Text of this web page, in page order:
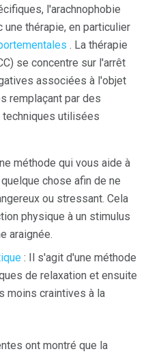
l'arachnophobie
thérapie, en particulier
. La thérapie
se concentre sur l'arrêt
associées à l'objet
remplaçant par des
utilisées
méthode qui vous aide à
chose afin de ne
ou stressant. Cela
physique à un stimulus
araignée.
: Il s'agit d'une méthode
de relaxation et ensuite
moins craintives à la
ont montré que la